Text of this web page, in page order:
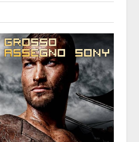
FREE PLAYING #FP485: IL MIO GROSSO